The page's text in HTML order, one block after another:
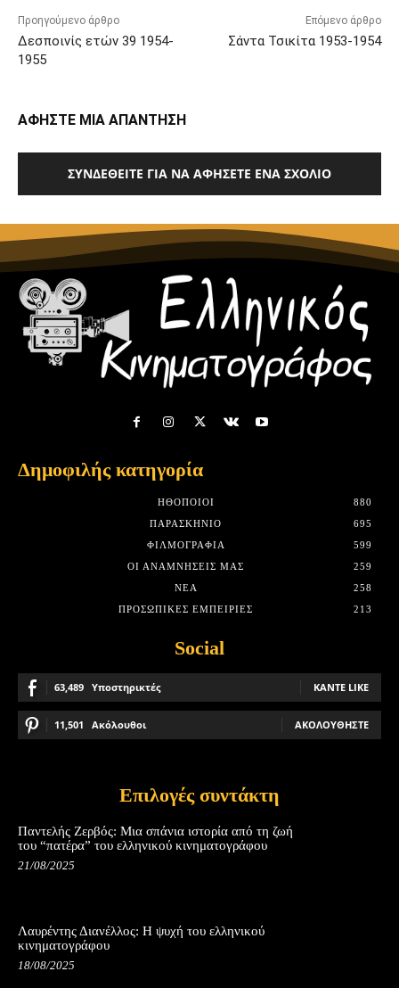
Προηγούμενο άρθρο
Δεσποινίς ετών 39 1954-
1955
Επόμενο άρθρο
Σάντα Τσικίτα 1953-1954
ΑΦΗΣΤΕ ΜΙΑ ΑΠΑΝΤΗΣΗ
ΣΥΝΔΕΘΕΊΤΕ ΓΙΑ ΝΑ ΑΦΉΣΕΤΕ ΈΝΑ ΣΧΌΛΙΟ
Δημοφιλής κατηγορία
HΘΟΠΟΙΟΊ
880
ΠΑΡΑΣΚΉΝΙΟ
695
ΦΙΛΜΟΓΡΑΦΊΑ
599
ΟΙ ΑΝΑΜΝΉΣΕΙΣ ΜΑΣ
259
ΝΈΑ
258
ΠΡΟΣΩΠΙΚΈΣ ΕΜΠΕΙΡΊΕΣ
213
Social
63,489 Υποστηρικτές ΚΆΝΤΕ LIKE
11,501 Ακόλουθοι ΑΚΟΛΟΥΘΉΣΤΕ
Επιλογές συντάκτη
Παντελής Ζερβός: Μια σπάνια ιστορία από τη ζωή
του “πατέρα” του ελληνικού κινηματογράφου
21/08/2025
Λαυρέντης Διανέλλος: Η ψυχή του ελληνικού
κινηματογράφου
18/08/2025